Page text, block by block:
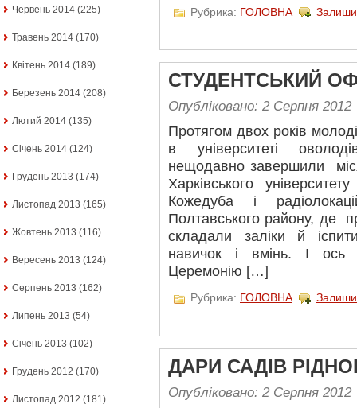
Червень 2014 (225)
Травень 2014 (170)
Квітень 2014 (189)
Березень 2014 (208)
Лютий 2014 (135)
Січень 2014 (124)
Грудень 2013 (174)
Листопад 2013 (165)
Жовтень 2013 (116)
Вересень 2013 (124)
Серпень 2013 (162)
Липень 2013 (54)
Січень 2013 (102)
Грудень 2012 (170)
Листопад 2012 (181)
Рубрика: ГОЛОВНА
СТУДЕНТСЬКИЙ
Опубліковано: 2 Серпня 2012
Протягом двох років
в університеті
нещодавно завершили
Харківського
Кожедуба і
Полтавського району, де
складали заліки й
навичок і вмінь. І ось
Церемонію […]
Рубрика: ГОЛОВНА
ДАРИ САДІВ
Опубліковано: 2 Серпня 2012